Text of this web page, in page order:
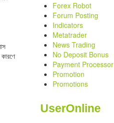
Forex Robot
Forum Posting
Indicators
Metatrader
News Trading
No Deposit Bonus
Payment Processor
Promotion
Promotions
UserOnline